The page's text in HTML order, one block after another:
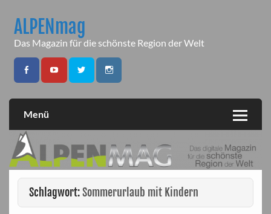
contentALPENmag
Das Magazin für die schönste Region der Welt
Menü
Schlagwort:Sommerurlaub mit Kindern